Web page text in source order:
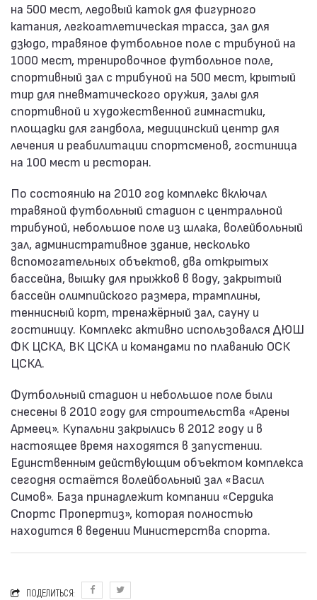
на 500 мест, ледовый каток для фигурного
катания, легкоатлетическая трасса, зал для
дзюдо, травяное футбольное поле с трибуной на
1000 мест, тренировочное футбольное поле,
спортивный зал с трибуной на 500 мест, крытый
тир для пневматического оружия, залы для
спортивной и художественной гимнастики,
площадки для гандбола, медицинский центр для
лечения и реабилитации спортсменов, гостиница
на 100 мест и ресторан.
По состоянию на 2010 год комплекс включал
травяной футбольный стадион с центральной
трибуной, небольшое поле из шлака, волейбольный
зал, административное здание, несколько
вспомогательных объектов, два открытых
бассейна, вышку для прыжков в воду, закрытый
бассейн олимпийского размера, трамплины,
теннисный корт, тренажёрный зал, сауну и
гостиницу. Комплекс активно использовался ДЮШ
ФК ЦСКА, ВК ЦСКА и командами по плаванию ОСК
ЦСКА.
Футбольный стадион и небольшое поле были
снесены в 2010 году для строительства «Арены
Армеец». Купальни закрылись в 2012 году и в
настоящее время находятся в запустении.
Единственным действующим объектом комплекса
сегодня остаётся волейбольный зал «Васил
Симов». База принадлежит компании «Сердика
Спортс Пропертиз», которая полностью
находится в ведении Министерства спорта.
ПОДЕЛИТЬСЯ: